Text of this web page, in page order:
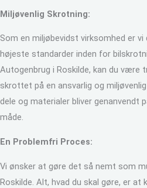
Miljøvenlig Skrotning:
Som en miljøbevidst virksomhed er
højeste standarder inden for
Autogenbrug i Roskilde, kan du være
skrottet på en ansvarlig og
dele og materialer bliver genanvendt
måde.
En Problemfri Proces:
Vi ønsker at gøre det så nemt som
Roskilde. Alt, hvad du skal gøre, er